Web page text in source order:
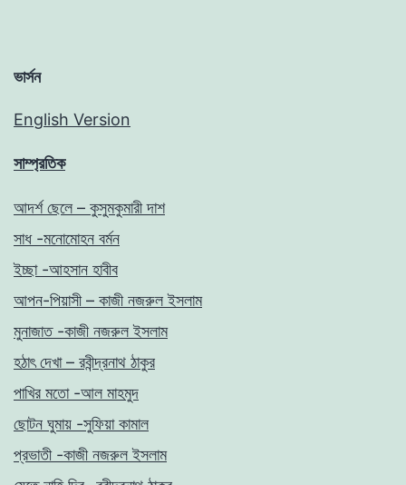
ভার্সন
English Version
সাম্প্রতিক
আদর্শ ছেলে – কুসুমকুমারী দাশ
সাধ -মনোমোহন বর্মন
ইচ্ছা -আহসান হাবীব
আপন-পিয়াসী – কাজী নজরুল ইসলাম
মুনাজাত -কাজী নজরুল ইসলাম
হঠাৎ দেখা – রবীন্দ্রনাথ ঠাকুর
পাখির মতো -আল মাহমুদ
ছোটন ঘুমায় -সুফিয়া কামাল
প্রভাতী -কাজী নজরুল ইসলাম